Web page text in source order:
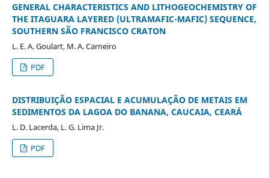
GENERAL CHARACTERISTICS AND LITHOGEOCHEMISTRY OF
THE ITAGUARA LAYERED (ULTRAMAFIC-MAFIC) SEQUENCE,
SOUTHERN SÃO FRANCISCO CRATON
L. E. A. Goulart, M. A. Carneiro
PDF
DISTRIBUIÇÃO ESPACIAL E ACUMULAÇÃO DE METAIS EM
SEDIMENTOS DA LAGOA DO BANANA, CAUCAIA, CEARÁ
L. D. Lacerda, L. G. Lima Jr.
PDF